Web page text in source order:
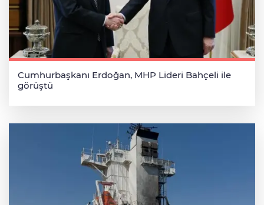
Cumhurbaşkanı Erdoğan, MHP Lideri Bahçeli ile
görüştü